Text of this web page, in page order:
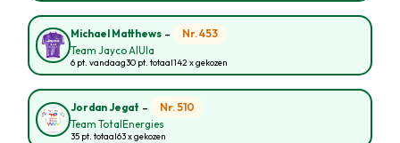
Michael Matthews - Nr. 453
Team Jayco AlUla
6 pt. vandaag30 pt. totaal142 x gekozen
Jordan Jegat - Nr. 510
Team TotalEnergies
35 pt. totaal63 x gekozen